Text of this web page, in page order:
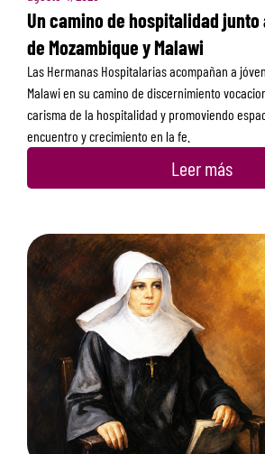
Un camino de hospitalidad
de Mozambique y Malawi
Las Hermanas Hospitalarias acompañan a
Malawi en su camino de discernimiento
carisma de la hospitalidad y promoviendo
encuentro y crecimiento en la fe.
Leer más